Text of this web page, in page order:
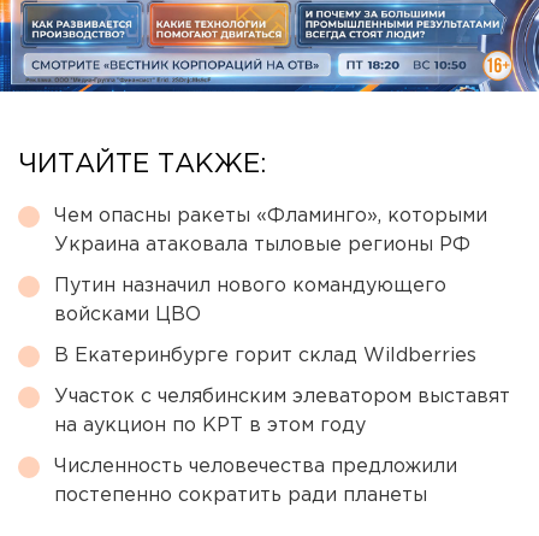
ЧИТАЙТЕ ТАКЖЕ:
Чем опасны ракеты «Фламинго», которыми
Украина атаковала тыловые регионы РФ
Путин назначил нового командующего
войсками ЦВО
В Екатеринбурге горит склад Wildberries
Участок с челябинским элеватором выставят
на аукцион по КРТ в этом году
Численность человечества предложили
постепенно сократить ради планеты